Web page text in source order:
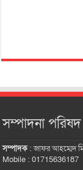
সম্পাদনা পরিষদ
সম্পাদক:জাফর আহম্মেদ
Mobile : 01715636187